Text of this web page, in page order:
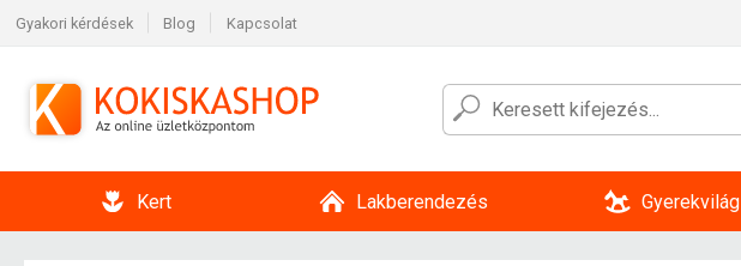
Gyakori kérdések Blog Kapcsolat
Kert Lakberendezés Gyerekvilág